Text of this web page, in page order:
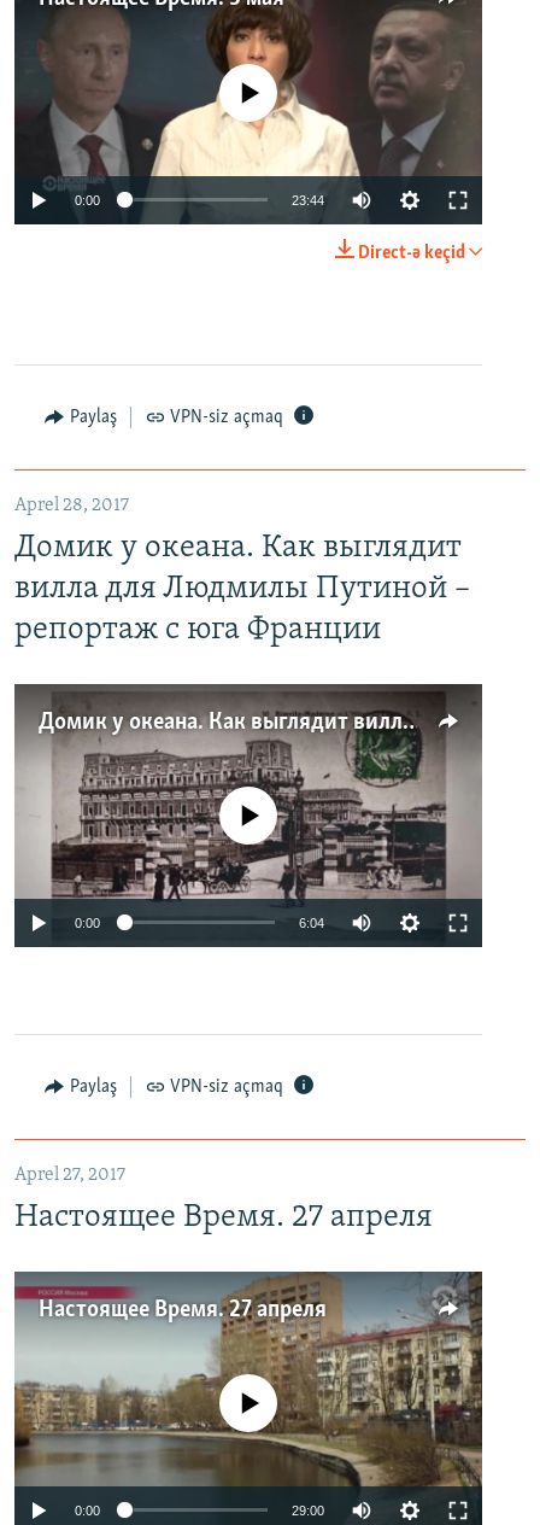
No media source currently available
0:00 23:44
Direct-ə keçid
Paylaş VPN-siz açmaq
Aprel 28, 2017
Домик у океана. Как выглядит
вилла для Людмилы Путиной –
репортаж с юга Франции
Домик у океана. Как выглядит вилла для Людмилы Путиной – репортаж с юга Франции
No media source currently available
0:00 6:04
Paylaş VPN-siz açmaq
Aprel 27, 2017
Настоящее Время. 27 апреля
Настоящее Время. 27 апреля
No media source currently available
0:00 29:00